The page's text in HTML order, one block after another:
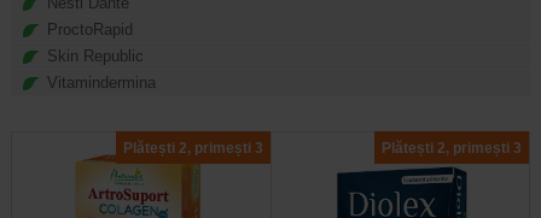
ProctoRapid
Skin Republic
Vitamindermina
Plătești 2, primești 3 Plătești 2, primești 3